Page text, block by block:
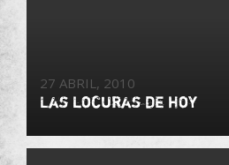
27 ABRIL, 2010
Las locuras de hoy